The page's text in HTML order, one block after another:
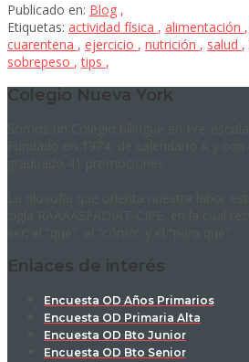
Publicado en: Blog ,
Etiquetas: actividad física , alimentación ,
cuarentena , ejercicio , nutrición , salud ,
sobrepeso , tips ,
Colegio Nueva York
Enlaces de interés
Encuesta OD Años Primarios
Encuesta OD Primaria Alta
Encuesta OD Bto Junior
Encuesta OD Bto Senior